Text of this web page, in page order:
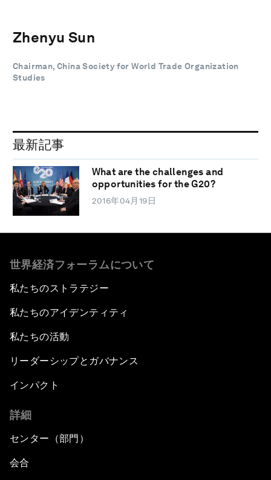
Zhenyu Sun
Chairman, China Society for World Trade Organization
Studies
最新記事
What are the challenges and
opportunities for the G20?
2016年04月19日
世界経済フォーラムについて
私たちのストラテジー
私たちのアイデンティティ
私たちの活動
リーダーシップとガバナンス
インパクト
詳細
センター（部門）
会合